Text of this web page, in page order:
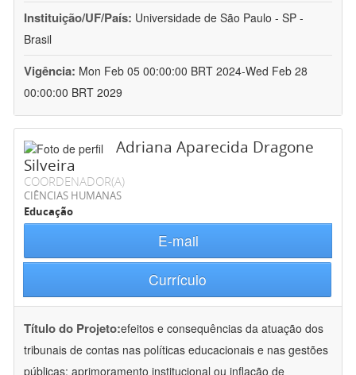
Instituição/UF/País: Universidade de São Paulo - SP -
Brasil
Vigência: Mon Feb 05 00:00:00 BRT 2024-Wed Feb 28
00:00:00 BRT 2029
Adriana Aparecida Dragone
Silveira
COORDENADOR(A)
CIÊNCIAS HUMANAS
Educação
E-mail
Currículo
Título do Projeto:efeitos e consequências da atuação dos
tribunais de contas nas políticas educacionais e nas gestões
públicas: aprimoramento institucional ou inflação de